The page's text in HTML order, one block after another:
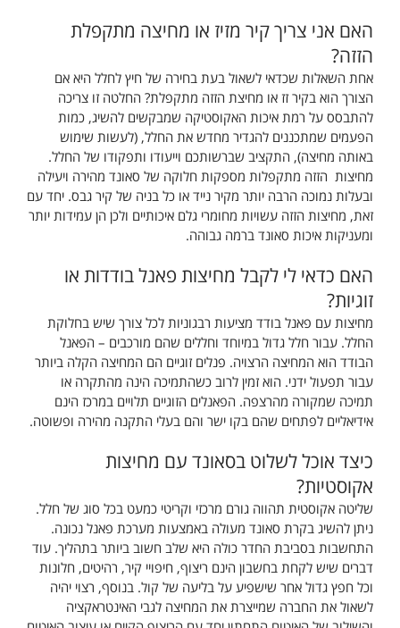
האם אני צריך קיר מזיז או מחיצה מתקפלת
הזזה?
אחת השאלות שכדאי לשאול בעת בחירה של חיץ לחלל היא אם
הצורך הוא בקיר זז או מחיצת הזזה מתקפלת? החלטה זו צריכה
להתבסס על רמת איכות האקוסטיקה שמבקשים להשיג, כמות
הפעמים שמתכננים להגדיר מחדש את החלל, (לעשות שימוש
באותה מחיצה), התקציב שברשותכם וייעודו ותפקודו של החלל.
מחיצות הזזה מתקפלות מספקות חלוקה של סאונד מהירה ויעילה
ובעלות נמוכה הרבה יותר מקיר נייד או כל בניה של קיר גבס. יחד עם
זאת, מחיצות הזזה עשויות מחומרי גלם איכותיים ולכן הן עמידות יותר
ומעניקות איכות סאונד ברמה גבוהה.
האם כדאי לי לקבל מחיצות פאנל בודדות או
זוגיות?
מחיצות עם פאנל בודד מציעות רבגוניות לכל צורך שיש בחלוקת
החלל. עבור חלל גדול במיוחד וחללים שהם מורכבים – הפאנל
הבודד הוא המחיצה הרצויה. פנלים זוגיים הם המחיצה הקלה ביותר
עבור תפעול ידני. הוא זמין לרוב כשהתמיכה הינה מהתקרה או
תמיכה שמקורה מהרצפה. הפאנלים הזוגיים תלויים במרכז הינם
אידיאליים לפתחים שהם בקו ישר והם בעלי התקנה מהירה ופשוטה.
כיצד אוכל לשלוט בסאונד עם מחיצות
אקוסטיות?
שליטה אקוסטית תהווה גורם מרכזי וקריטי כמעט בכל סוג של חלל.
ניתן להשיג בקרת סאונד מעולה באמצעות מערכת פאנל נכונה.
התחשבות בסביבת החדר כולה היא שלב חשוב ביותר בתהליך. עוד
דברים שיש לקחת בחשבון הינם ריצוף, חיפויי קיר, רהיטים, חלונות
וכל חפץ גדול אחר שישפיע על בליעה של קול. בנוסף, רצוי יהיה
לשאול את החברה שמייצרת את המחיצה לגבי האינטראקציה